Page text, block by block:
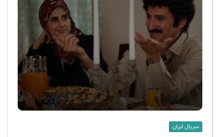
ی
ر
ا
ن
سریال ایران